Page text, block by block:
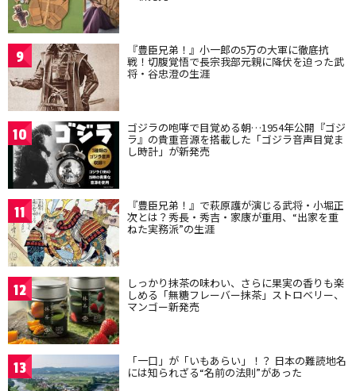
9 『豊臣兄弟！』小一郎の5万の大軍に徹底抗
戦！切腹覚悟で長宗我部元親に降伏を迫った武
将・谷忠澄の生涯
10 ゴジラの咆哮で目覚める朝…1954年公開『ゴジ
ラ』の貴重音源を搭載した「ゴジラ音声目覚ま
し時計」が新発売
11 『豊臣兄弟！』で萩原護が演じる武将・小堀正
次とは？秀長・秀吉・家康が重用、“出家を重
ねた実務派”の生涯
12 しっかり抹茶の味わい、さらに果実の香りも楽
しめる「無糖フレーバー抹茶」ストロベリー、
マンゴー新発売
13 「一口」が「いもあらい」！？ 日本の難読地名
には知られざる“名前の法則”があった